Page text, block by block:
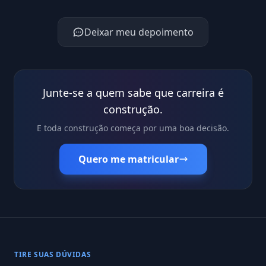
Deixar meu depoimento
Junte-se a quem sabe que carreira é
construção.
E toda construção começa por uma boa decisão.
Quero me matricular
TIRE SUAS DÚVIDAS